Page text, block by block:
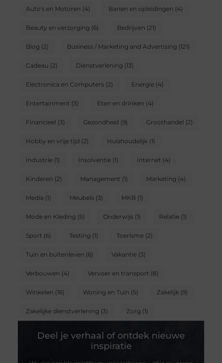
Auto's en Motoren (4) Banen en opleidingen (4)
Beauty en verzorging (6) Bedrijven (21)
Blog (2) Business / Marketing and Advertising (121)
Cadeau (2) Dienstverlening (13)
Electronica en Computers(2) Energie(4)
Entertainment (3) Eten en drinken (4)
Financieel (3) Gezondheid (9) Groothandel (2)
Hobby en vrije tijd (2) Huishoudelijk(1)
Industrie(1) Insolventie(1) Internet (4)
Kinderen (2) Management (1) Marketing (4)
Media (1) Meubels(3) MKB (1)
Mode en Kleding (5) Onderwijs(1) Relatie(1)
Sport (6) Testing (1) Toerisme(2)
Tuin en buitenleven (6) Vakantie(3)
Verbouwen (4) Vervoer en transport (8)
Winkelen (16) Woning en Tuin (5) Zakelijk(9)
Zakelijke dienstverlening (3) Zorg (1)
Deel je verhaal of ontdek nieuwe
inspiratie